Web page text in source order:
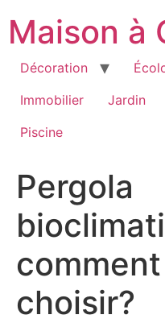
contenu
Maison à
Décoration
Immobilier
Jardin
Piscine
Pergola
choisir?